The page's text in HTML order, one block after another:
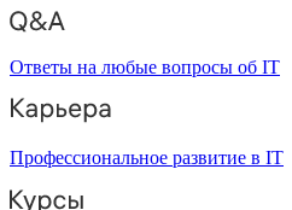
Ответы на любые вопросы об IT
Профессиональное развитие в IT